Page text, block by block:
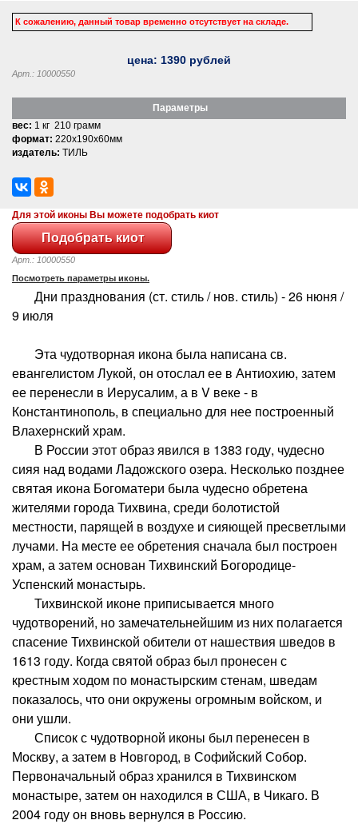
К сожалению, данный товар временно отсутствует на складе.
цена: 1390 рублей
Арт.: 10000550
Параметры
вес: 1 кг 210 грамм
формат: 220x190x60мм
издатель: ТИЛЬ
Для этой иконы Вы можете подобрать киот
Арт.: 10000550
Посмотреть параметры иконы.
Дни празднования (ст. стиль / нов. стиль) - 26 нюня /
9 июля
Эта чудотворная икона была написана св.
евангелистом Лукой, он отослал ее в Антиохию, затем
ее перенесли в Иерусалим, а в V веке - в
Константинополь, в специально для нее построенный
Влахернский храм.
В России этот образ явился в 1383 году, чудесно
сияя над водами Ладожского озера. Несколько позднее
святая икона Богоматери была чудесно обретена
жителями города Тихвина, среди болотистой
местности, парящей в воздухе и сияющей пресветлыми
лучами. На месте ее обретения сначала был построен
храм, а затем основан Тихвинский Богородице-
Успенский монастырь.
Тихвинской иконе приписывается много
чудотворений, но замечательнейшим из них полагается
спасение Тихвинской обители от нашествия шведов в
1613 году. Когда святой образ был пронесен с
крестным ходом по монастырским стенам, шведам
показалось, что они окружены огромным войском, и
они ушли.
Список с чудотворной иконы был перенесен в
Москву, а затем в Новгород, в Софийский Собор.
Первоначальный образ хранился в Тихвинском
монастыре, затем он находился в США, в Чикаго. В
2004 году он вновь вернулся в Россию.